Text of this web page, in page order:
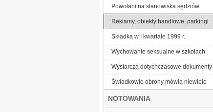
Powołani na stanowiska sędziów
Reklamy, obiekty handlowe, parkingi
Składka w I kwartale 1999 r.
Wychowanie seksualne w szkołach
Wystarczą dotychczasowe dokumenty
Świadkowie obrony mówią niewiele
NOTOWANIA